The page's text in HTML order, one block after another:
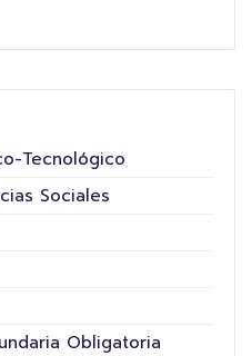
Tecnológico
Sociales
Obligatoria